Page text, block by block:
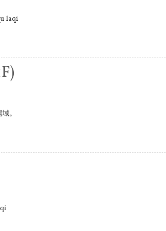
laqi
。